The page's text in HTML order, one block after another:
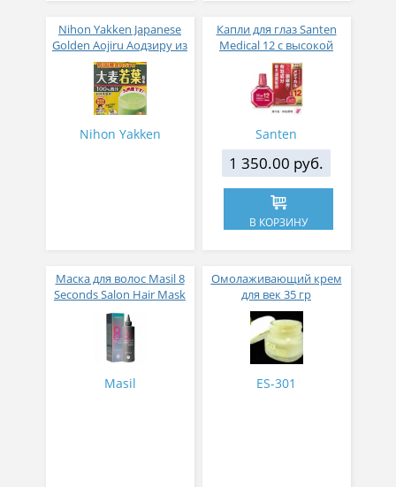
Nihon Yakken Japanese
Golden Aojiru Аодзиру из
листьев молодого
ячменя
Nihon Yakken
Капли для глаз Santen
Medical 12 с высокой
концентрацией
активных компонентов
12 мл
Santen
1 350.00 руб.
В КОРЗИНУ
Маска для волос Masil 8
Seconds Salon Hair Mask
200 мл
Masil
Омолаживающий крем
для век 35 гр
ES-301